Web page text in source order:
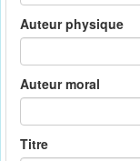
Auteur physique
Auteur moral
Titre